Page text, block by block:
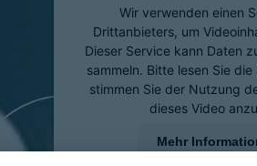
Wir verwenden einen
Drittanbieters, um
Dieser Service kann Daten
sammeln. Bitte lesen Sie
stimmen Sie der Nutzung
dieses Video
Mehr